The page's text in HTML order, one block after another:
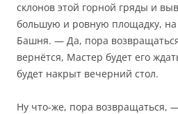
склонов этой горной гряды и
большую и ровную площадку, на
Башня. — Да, пора
вернётся, Мастер будет его
будет накрыт вечерний стол.
Ну что-же, пора возвращаться,